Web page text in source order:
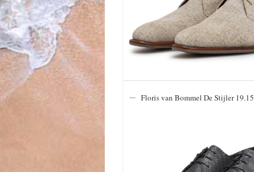
Floris van Bommel De Stijler 19.15